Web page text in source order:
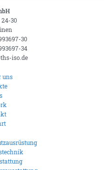
30
30
34
iso.de
uns